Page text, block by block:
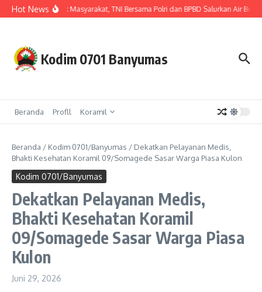
Lewati ke konten
Hot News
Hadir untuk Masyarakat, TNI Bersama Polri dan BPBD Salurkan Air
Kodim 0701 Banyumas
Beranda Profll Koramil
Beranda / Kodim 0701/Banyumas / Dekatkan Pelayanan Medis,
Bhakti Kesehatan Koramil 09/Somagede Sasar Warga Piasa Kulon
Kodim 0701/Banyumas
Dekatkan Pelayanan Medis,
Bhakti Kesehatan Koramil
09/Somagede Sasar Warga Piasa
Kulon
Juni 29, 2026